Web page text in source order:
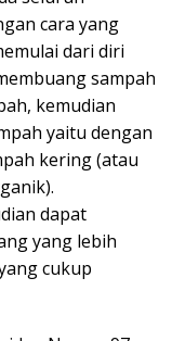
cara yang
dari diri
sampah
kemudian
yaitu dengan
kering (atau
dapat
yang lebih
cukup